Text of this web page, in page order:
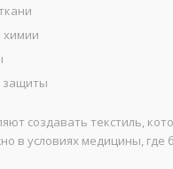
химии
защиты
создавать текстиль,
в условиях медицины, где